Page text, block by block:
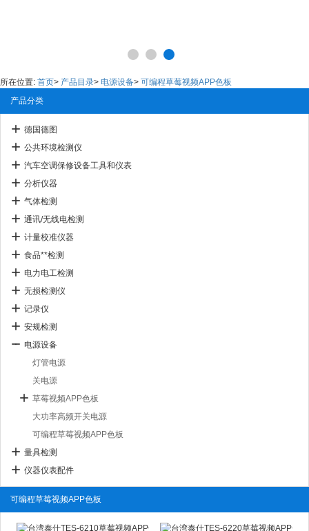
所在位置: 首页> 产品目录> 电源设备> 可编程草莓视频APP色板
产品分类
德国德图
公共环境检测仪
汽车空调保修设备工具和仪表
分析仪器
气体检测
通讯/无线电检测
计量校准仪器
食品**检测
电力电工检测
无损检测仪
记录仪
安规检测
电源设备
灯管电源
关电源
草莓视频APP色板
大功率高频开关电源
可编程草莓视频APP色板
量具检测
仪器仪表配件
可编程草莓视频APP色板